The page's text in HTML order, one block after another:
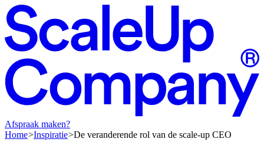
Afspraak maken?
Home Inspiratie De veranderende rol van de scale-up CEO